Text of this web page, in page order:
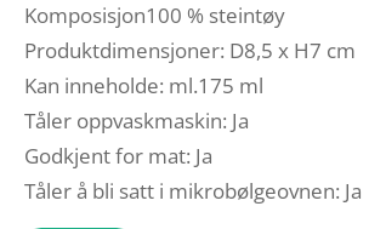
Komposisjon100 % steintøy
Produktdimensjoner: D8,5 x H7 cm
Kan inneholde: ml.175 ml
Tåler oppvaskmaskin: Ja
Godkjent for mat: Ja
Tåler å bli satt i mikrobølgeovnen: Ja